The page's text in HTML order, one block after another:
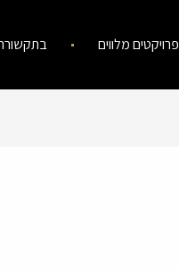
פרויקטים מלווים